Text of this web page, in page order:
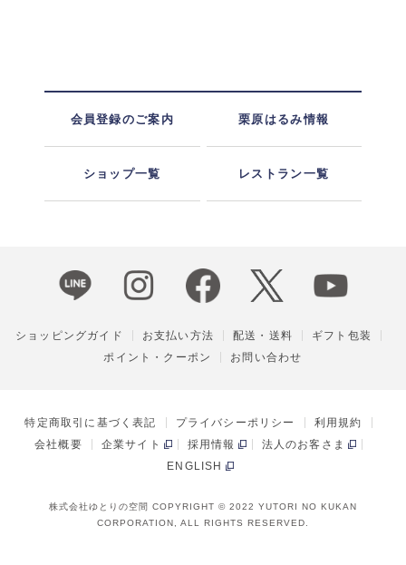
会員登録のご案内 栗原はるみ情報
ショップ一覧 レストラン一覧
ショッピングガイド お支払い方法 配送・送料
ギフト包装
ポイント・クーポン
お問い合わせ
特定商取引に基づく表記 プライバシーポリシー
利用規約
会社概要
企業サイト 採用情報
法人のお客さま
ENGLISH
株式会社ゆとりの空間 COPYRIGHT © 2022 YUTORI NO KUKAN
CORPORATION, ALL RIGHTS RESERVED.